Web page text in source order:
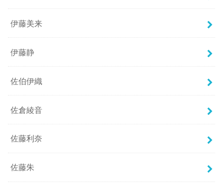
伊藤美来
伊藤静
佐伯伊織
佐倉綾音
佐藤利奈
佐藤朱